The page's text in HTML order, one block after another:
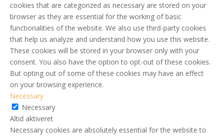
cookies that are categorized as necessary are stored on your
browser as they are essential for the working of basic
functionalities of the website. We also use third-party cookies
that help us analyze and understand how you use this website.
These cookies will be stored in your browser only with your
consent. You also have the option to opt-out of these cookies.
But opting out of some of these cookies may have an effect
on your browsing experience.
Necessary
Necessary
Altid aktiveret
Necessary cookies are absolutely essential for the website to